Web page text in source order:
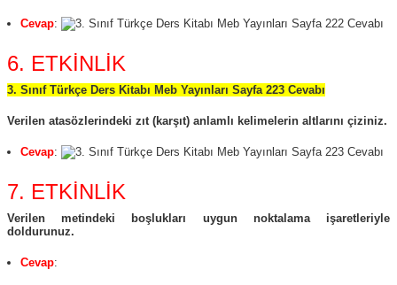
Cevap:
6. ETKİNLİK
3. Sınıf Türkçe Ders Kitabı Meb Yayınları Sayfa 223 Cevabı
Verilen atasözlerindeki zıt (karşıt) anlamlı kelimelerin altlarını çiziniz.
Cevap:
7. ETKİNLİK
Verilen metindeki boşlukları uygun noktalama işaretleriyle
doldurunuz.
Cevap: